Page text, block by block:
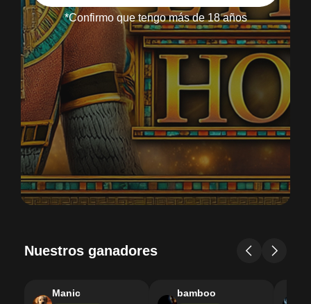
*Confirmo que tengo más de 18 años
Nuestros ganadores
Manic
bamboo